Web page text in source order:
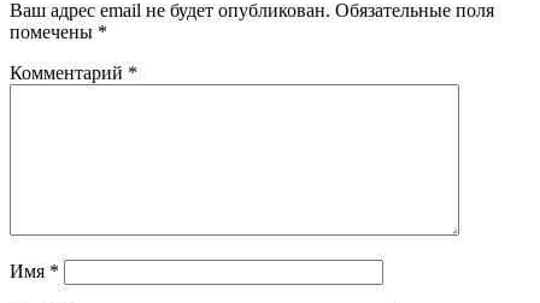
Ваш адрес email не будет опубликован. Обязательные поля
помечены *
Комментарий *
Имя *